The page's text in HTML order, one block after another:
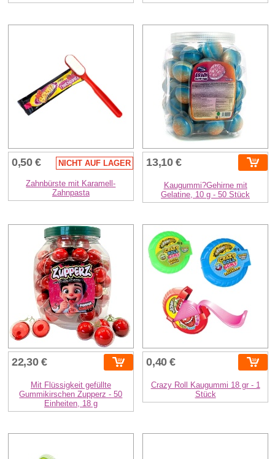
0,50 € NICHT AUF LAGER
Zahnbürste mit Karamell-
Zahnpasta
13,10 €
Kaugummi?Gehirne mit
Gelatine, 10 g - 50 Stück
22,30 €
Mit Flüssigkeit gefüllte
Gummikirschen Zupperz - 50
Einheiten, 18 g
0,40 €
Crazy Roll Kaugummi 18 gr - 1
Stück